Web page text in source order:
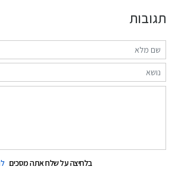
תגובות
בלחיצה על שלח אתה מסכים